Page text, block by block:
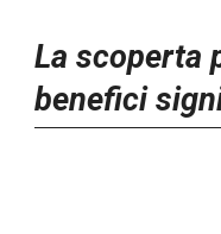
La scoperta
benefici